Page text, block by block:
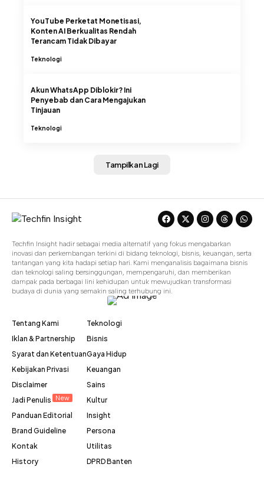
YouTube Perketat Monetisasi,
Konten AI Berkualitas Rendah
Terancam Tidak Dibayar
Teknologi
Akun WhatsApp Diblokir? Ini
Penyebab dan Cara Mengajukan
Tinjauan
Teknologi
Tampilkan Lagi
Techfin Insight hadir sebagai media alternatif yang fokus mengabarkan
inovasi dan perkembangan terkini di bidang teknologi, bisnis, keuangan, serta
tantangan yang kita hadapi setiap hari. Kami menganalisis bagaimana bisnis
dan teknologi saling bersinggungan, mempengaruhi, dan memberikan
dampak pada berbagai lini kehidupan untuk mewujudkan transformasi
budaya di dunia yang semakin saling terhubung ini.
Tentang Kami
Iklan & Partnership
Syarat dan Ketentuan
Kebijakan Privasi
Disclaimer
Jadi Penulis
New
Panduan Editorial
Brand Guideline
Kontak
History
Teknologi
Bisnis
Gaya Hidup
Keuangan
Sains
Kultur
Insight
Persona
Utilitas
DPRD Banten